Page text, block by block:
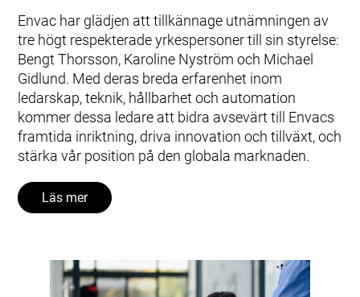
Envac har glädjen att tillkännage utnämningen av
tre högt respekterade yrkespersoner till sin styrelse:
Bengt Thorsson, Karoline Nyström och Michael
Gidlund. Med deras breda erfarenhet inom
ledarskap, teknik, hållbarhet och automation
kommer dessa ledare att bidra avsevärt till Envacs
framtida inriktning, driva innovation och tillväxt, och
stärka vår position på den globala marknaden.
Läs mer